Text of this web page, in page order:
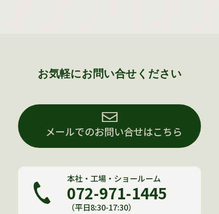
お気軽にお問い合せください
メールでのお問い合せはこちら
本社・工場・ショールーム
072-971-1445
（平日8:30-17:30）